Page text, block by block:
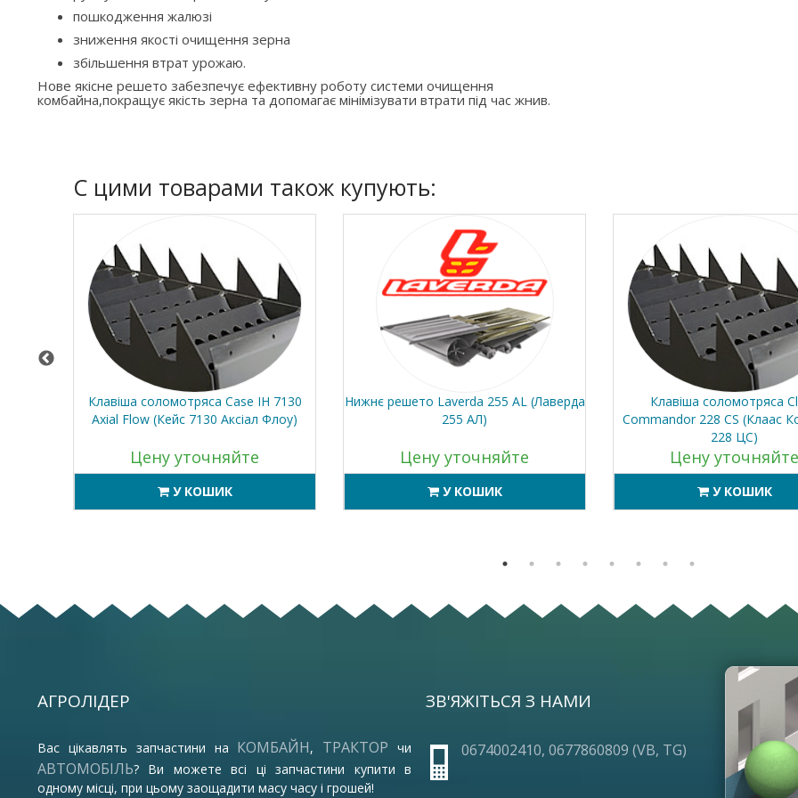
пошкодження жалюзі
зниження якості очищення зерна
збільшення втрат урожаю.
Нове якісне решето забезпечує ефективну роботу системи очищення
комбайна,покращує якість зерна та допомагає мінімізувати втрати під час жнив.
C цими товарами також купують:
Клавіша соломотряса Case IH 7130
Axial Flow (Кейс 7130 Аксіал Флоу)
Цену уточняйте
У КОШИК
Нижнє решето Laverda 255 AL (Лаверда
255 АЛ)
Цену уточняйте
У КОШИК
Клавіша соломотряса
Commandor 228 CS (Клаас
228 ЦС)
Цену уточняйте
У КОШИК
АГРОЛІДЕР
Вас цікавлять запчастини на КОМБАЙН, ТРАКТОРчи
АВТОМОБІЛЬ? Ви можете всі ці запчастини купити в
одному місці, при цьому заощадити масу часу і грошей!
ЗВ'ЯЖІТЬСЯ З НАМИ
0674002410, 0677860809 (VB, TG)
ПРО